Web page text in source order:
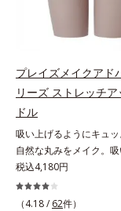
プレイズメイクアド
リーズ ストレッチ
ドル
吸い上げるようにキュ
自然な丸みをメイク。吸
うにリフトして、ヒップ
イク「大人世代のボディ
せる」という発想の「プ
税込4,180円
（4.18 / 62件）